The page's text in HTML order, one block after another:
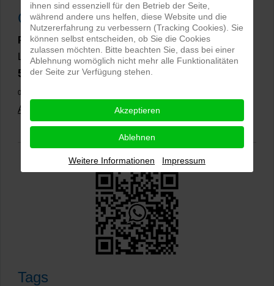
Google Rezensionen
PRO-ducto GmbH, Fotografie und Bildbearbeitung in
Lichtenau
5,0⭐⭐⭐⭐⭐bei144 Google-Rezensionen
02.01.2026)
Alle Rezensionen ansehen|Bewertung abgeben
Tags
ihnen sind essenziell für den Betrieb der Seite,
während andere uns helfen, diese Website und die
Nutzererfahrung zu verbessern (Tracking Cookies). Sie
können selbst entscheiden, ob Sie die Cookies
zulassen möchten. Bitte beachten Sie, dass bei einer
Ablehnung womöglich nicht mehr alle Funktionalitäten
der Seite zur Verfügung stehen.
Akzeptieren
Ablehnen
Weitere Informationen Impressum